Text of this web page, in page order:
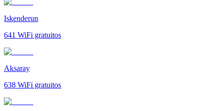
Iskenderun
641 WiFi gratuitos
Aksaray
638 WiFi gratuitos